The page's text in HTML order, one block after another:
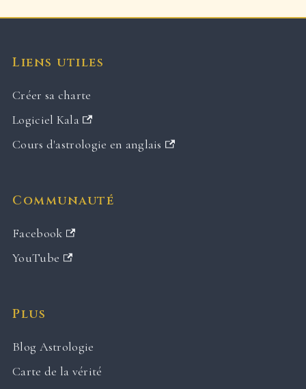
Liens utiles
Créer sa charte
Logiciel Kala
Cours d'astrologie en anglais
Communauté
Facebook
YouTube
Plus
Blog Astrologie
Carte de la vérité